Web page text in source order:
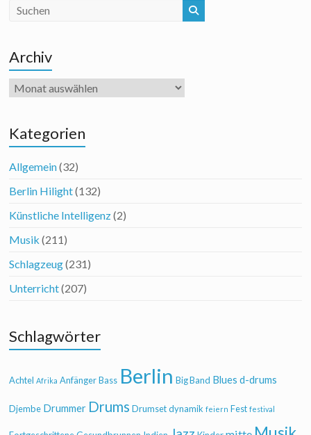
Archiv
Archiv
Kategorien
Allgemein(32)
Berlin Hilight(132)
Künstliche Intelligenz(2)
Musik (211)
Schlagzeug(231)
Unterricht(207)
Schlagwörter
Achtel Afrika Anfänger Bass Berlin Big Band Blues d-drums
Djembe Drummer Drums Drumset dynamik feiern Fest festival